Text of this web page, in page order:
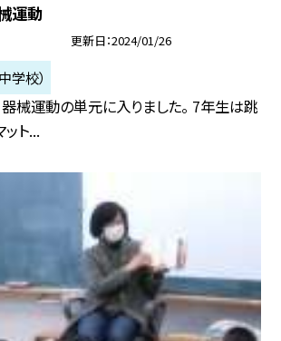
運動
更新日 2024/01/26
学校）
械運動の単元に入りました。 7年生は跳
ト...